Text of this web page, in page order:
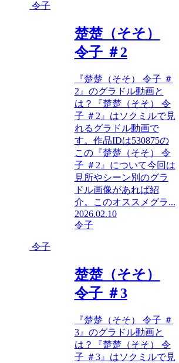
令子
楚楚（そそ）
令子 ＃2
『楚楚（そそ） 令子 ＃
2』のグラドル動画と
は？『楚楚（そそ） 令
子 ＃2』はソクミルで見
れるグラドル動画で
す。作品IDは530875の
この『楚楚（そそ） 令
子 ＃2』について今回は
見所やシーン別のグラ
ドル画像があれば紹
介。このオススメグラ...
2026.02.10
令子
令子
楚楚（そそ）
令子 ＃3
『楚楚（そそ） 令子 ＃
3』のグラドル動画と
は？『楚楚（そそ） 令
子 ＃3』はソクミルで見